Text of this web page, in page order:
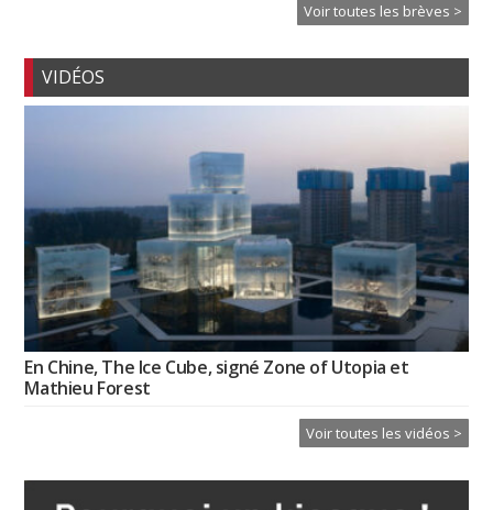
Voir toutes les brèves >
VIDÉOS
En Chine, The Ice Cube, signé Zone of Utopia et
Mathieu Forest
Voir toutes les vidéos >